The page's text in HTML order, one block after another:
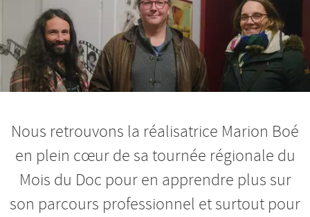
Nous retrouvons la réalisatrice Marion Boé
en plein cœur de sa tournée régionale du
Mois du Doc pour en apprendre plus sur
son parcours professionnel et surtout pour